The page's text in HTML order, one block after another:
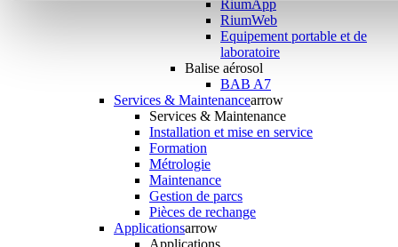
RiumApp
RiumWeb
Equipement portable et de
laboratoire
Balise aérosol
BAB A7
Services & Maintenancearrow
Services & Maintenance
Installation et mise en service
Formation
Métrologie
Maintenance
Gestion de parcs
Pièces de rechange
Applicationsarrow
Applications